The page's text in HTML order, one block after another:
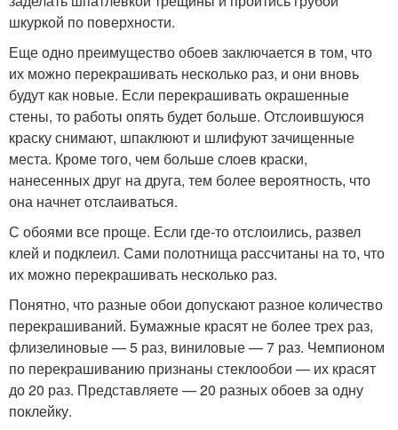
шкуркой по поверхности.
Еще одно преимущество обоев заключается в том, что
их можно перекрашивать несколько раз, и они вновь
будут как новые. Если перекрашивать окрашенные
стены, то работы опять будет больше. Отслоившуюся
краску снимают, шпаклюют и шлифуют зачищенные
места. Кроме того, чем больше слоев краски,
нанесенных друг на друга, тем более вероятность, что
она начнет отслаиваться.
С обоями все проще. Если где-то отслоились, развел
клей и подклеил. Сами полотнища рассчитаны на то, что
их можно перекрашивать несколько раз.
Понятно, что разные обои допускают разное количество
перекрашиваний. Бумажные красят не более трех раз,
флизелиновые — 5 раз, виниловые — 7 раз. Чемпионом
по перекрашиванию признаны стеклообои — их красят
до 20 раз. Представляете — 20 разных обоев за одну
поклейку.